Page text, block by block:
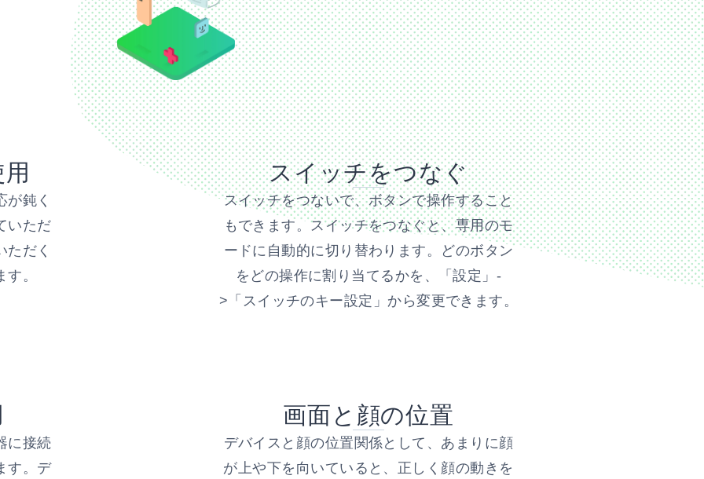
が鈍く
いただ
ただく
。
スイッチをつなぐ
スイッチをつないで、ボタンで操作すること
もできます。スイッチをつなぐと、専用のモ
ードに自動的に切り替わります。どのボタン
をどの操作に割り当てるかを、「設定」-
>「スイッチのキー設定」から変更できます。
に接続
す。デ
画面と顔の位置
デバイスと顔の位置関係として、あまりに顔
が上や下を向いていると、正しく顔の動きを